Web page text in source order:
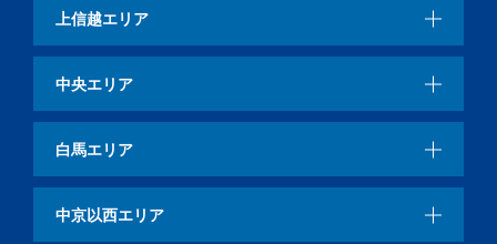
上信越エリア
中央エリア
白馬エリア
中京以西エリア